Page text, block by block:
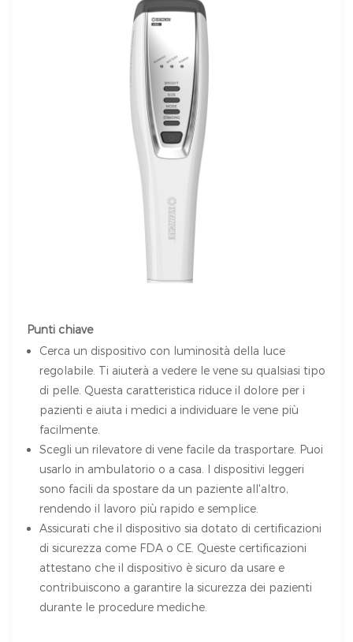
Punti chiave
Cerca un dispositivo con luminosità della luce
regolabile. Ti aiuterà a vedere le vene su qualsiasi tipo
di pelle. Questa caratteristica riduce il dolore per i
pazienti e aiuta i medici a individuare le vene più
facilmente.
Scegli un rilevatore di vene facile da trasportare. Puoi
usarlo in ambulatorio o a casa. I dispositivi leggeri
sono facili da spostare da un paziente all'altro,
rendendo il lavoro più rapido e semplice.
Assicurati che il dispositivo sia dotato di certificazioni
di sicurezza come FDA o CE. Queste certificazioni
attestano che il dispositivo è sicuro da usare e
contribuiscono a garantire la sicurezza dei pazienti
durante le procedure mediche.